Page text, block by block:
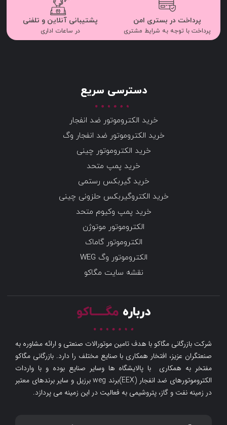
پرداخت در بستری امن
پرداخت با توجه به شرایط مشتری
پشتیبانی آنلاین و تلفنی
در ساعات اداری
دسترسی سریع
خرید الکتروموتور ضد انفجار
خرید الکتروموتور ضد انفجار وگ
خرید الکتروموتور چینی
خرید پمپ متحد
خرید گیربکس رستمی
خرید الکتروگیربکس حلزونی چینی
خرید پمپ وکیوم متحد
الکتروموتور موتوژن
الکتروموتور گاماک
الکتروموتور وگ WEG
نقشه سایت مگاکو
درباره مگـــــاکو
شرکت بازرگانی مگاکو با هدف تامین موتورالات صنعتی و ارائه مشاوره به
صنعتگران عزیز، افتخار همکاری با صنایع مختلف را دارد. بازرگانی مگاکو
مفتخر به همکاری با پالایشگاه ها وسایر صنایع بوده و با واردات
الکتروموتورهای ضد انفجار (EEX)برند weg برزیل و سایر برندهای معتبر
در زمینه نفت و گاز، پتروشیمی به فعالیت در این زمینه می پردازد.